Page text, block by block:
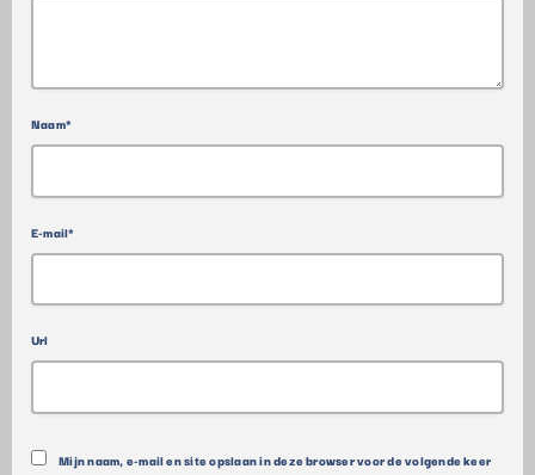
Naam*
E-mail*
Url
Mijn naam, e-mail en site opslaan in deze browser voor de volgende keer